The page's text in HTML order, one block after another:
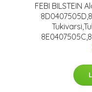
FEBI BILSTEIN